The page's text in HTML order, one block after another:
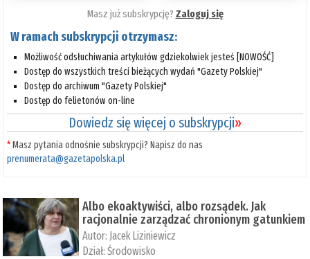
Masz już subskrypcję? Zaloguj się
W ramach subskrypcji otrzymasz:
Możliwość odsłuchiwania artykułów gdziekolwiek jesteś [NOWOŚĆ]
Dostęp do wszystkich treści bieżących wydań "Gazety Polskiej"
Dostęp do archiwum "Gazety Polskiej"
Dostęp do felietonów on-line
Dowiedz się więcej o subskrypcji»
*Masz pytania odnośnie subskrypcji? Napisz do nas
prenumerata@gazetapolska.pl
Albo ekoaktywiści, albo rozsądek. Jak
racjonalnie zarządzać chronionym gatunkiem
Autor: Jacek Liziniewicz
Dział:Środowisko